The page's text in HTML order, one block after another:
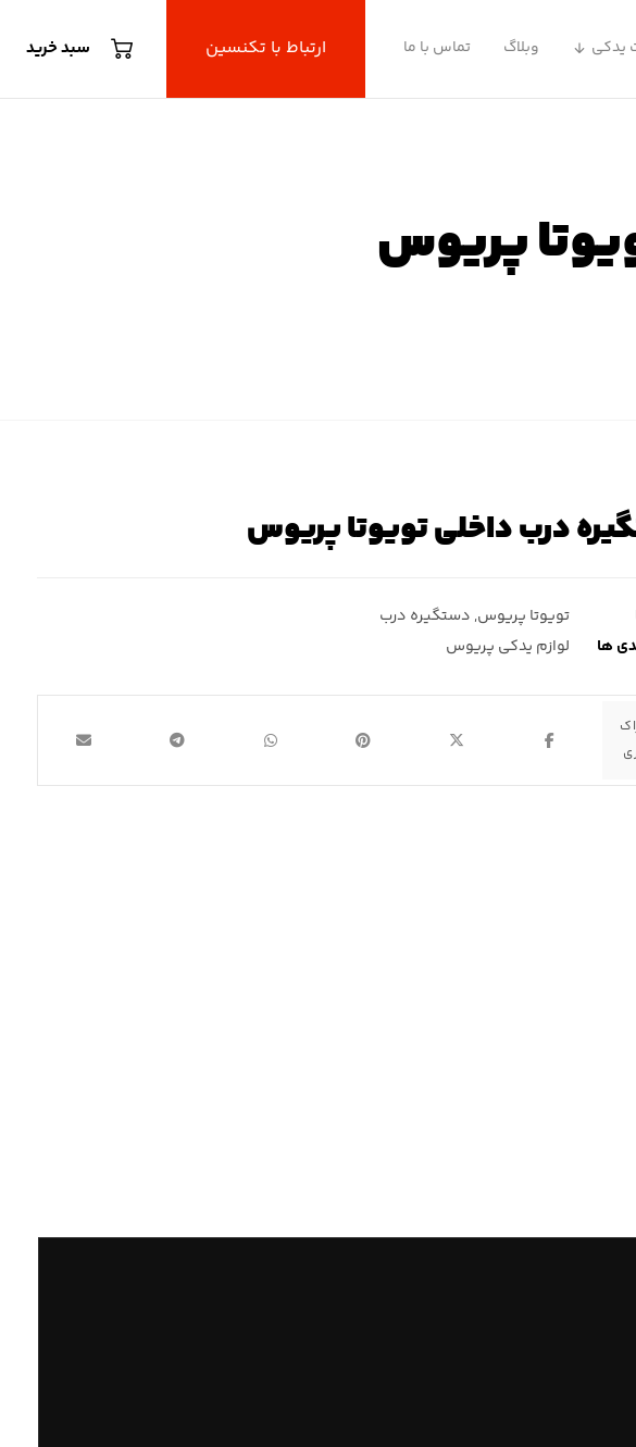
سبد خرید ارتباط با تکنسین یدکی وبلاگ تماس با ما
پریوس
درب داخلی تویوتا پریوس
تویوتا پریوس, دستگیره درب
ها
لوازم یدکی پریوس